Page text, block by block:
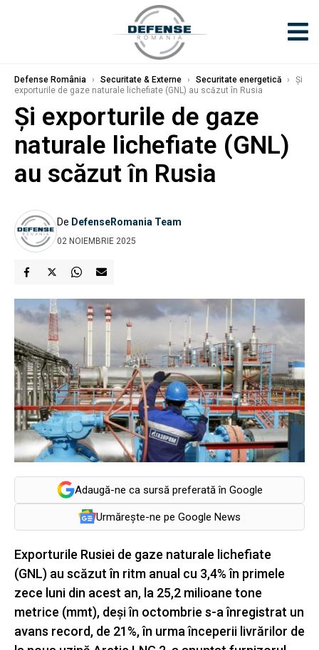
Defense România › Securitate & Externe › Securitate energetică ›
Și
exporturile de gaze naturale lichefiate (GNL) au scăzut în Rusia
Și exporturile de gaze
naturale lichefiate (GNL)
au scăzut în Rusia
De DefenseRomania Team
02 NOIEMBRIE 2025
Adaugă-ne ca sursă preferată în Google
Urmărește-ne pe Google News
Exporturile Rusiei de gaze naturale lichefiate
(GNL) au scăzut în ritm anual cu 3,4% în primele
zece luni din acest an, la 25,2 milioane tone
metrice (mmt), deşi în octombrie s-a înregistrat un
avans record, de 21%, în urma începerii livrărilor de